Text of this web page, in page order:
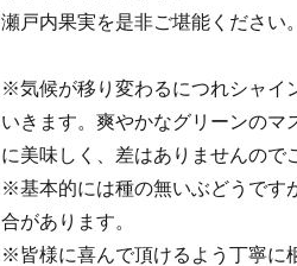
瀬戸内果実を是非ご堪能ください。
※気候が移り変わるにつれシャイ
いきます。爽やかなグリーンのマ
に美味しく、差はありませんので
※基本的には種の無いぶどうです
合があります。
※皆様に喜んで頂けるよう丁寧に